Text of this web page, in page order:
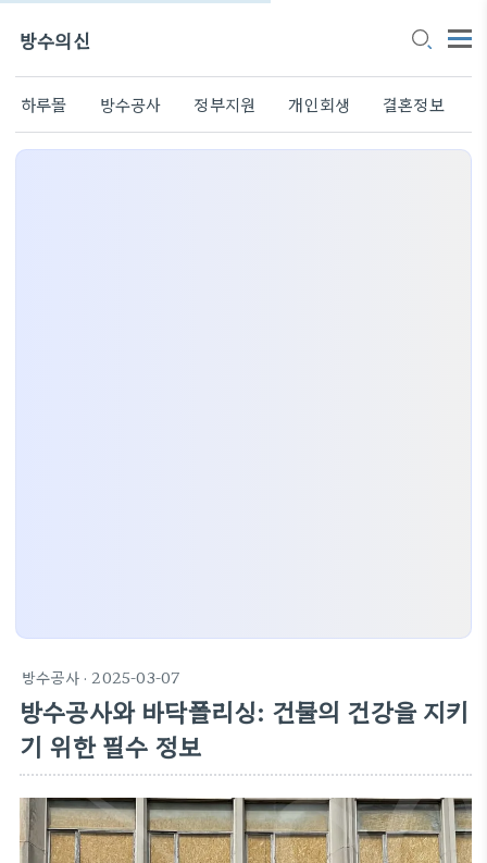
방수의신
하루몰 방수공사 정부지원 개인회생 결혼정보
방수공사· 2025-03-07
방수공사와 바닥폴리싱: 건물의 건강을 지키
기 위한 필수 정보